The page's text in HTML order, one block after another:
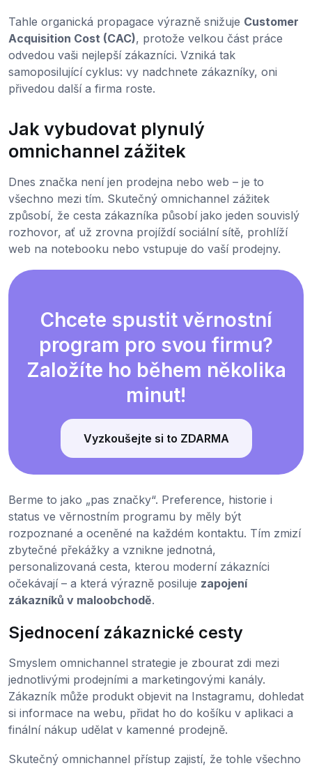
Tahle organická propagace výrazně snižuje Customer
Acquisition Cost (CAC), protože velkou část práce
odvedou vaši nejlepší zákazníci. Vzniká tak
samoposilující cyklus: vy nadchnete zákazníky, oni
přivedou další a firma roste.
Jak vybudovat plynulý
omnichannel zážitek
Dnes značka není jen prodejna nebo web – je to
všechno mezi tím. Skutečný omnichannel zážitek
způsobí, že cesta zákazníka působí jako jeden souvislý
rozhovor, ať už zrovna projíždí sociální sítě, prohlíží
web na notebooku nebo vstupuje do vaší prodejny.
Chcete spustit věrnostní
program pro svou firmu?
Založíte ho během několika
minut!
Vyzkoušejte si to ZDARMA
Berme to jako „pas značky“. Preference, historie i
status ve věrnostním programu by měly být
rozpoznané a oceněné na každém kontaktu. Tím zmizí
zbytečné překážky a vznikne jednotná,
personalizovaná cesta, kterou moderní zákazníci
očekávají – a která výrazně posiluje zapojení
zákazníků v maloobchodě.
Sjednocení zákaznické cesty
Smyslem omnichannel strategie je zbourat zdi mezi
jednotlivými prodejními a marketingovými kanály.
Zákazník může produkt objevit na Instagramu, dohledat
si informace na webu, přidat ho do košíku v aplikaci a
finální nákup udělat v kamenné prodejně.
Skutečný omnichannel přístup zajistí, že tohle všechno